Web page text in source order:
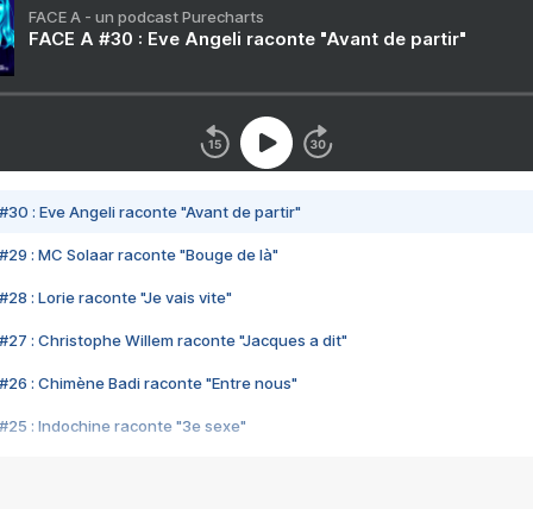
FACE A - un podcast Purecharts
FACE A #30 : Eve Angeli raconte "Avant de partir"
#30 : Eve Angeli raconte "Avant de partir"
#29 : MC Solaar raconte "Bouge de là"
#28 : Lorie raconte "Je vais vite"
#27 : Christophe Willem raconte "Jacques a dit"
#26 : Chimène Badi raconte "Entre nous"
#25 : Indochine raconte "3e sexe"